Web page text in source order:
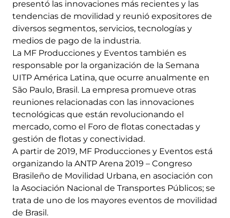
presentó las innovaciones más recientes y las
tendencias de movilidad y reunió expositores de
diversos segmentos, servicios, tecnologías y
medios de pago de la industria.
La MF Producciones y Eventos también es
responsable por la organización de la Semana
UITP América Latina, que ocurre anualmente en
São Paulo, Brasil. La empresa promueve otras
reuniones relacionadas con las innovaciones
tecnológicas que están revolucionando el
mercado, como el Foro de flotas conectadas y
gestión de flotas y conectividad.
A partir de 2019, MF Producciones y Eventos está
organizando la ANTP Arena 2019 – Congreso
Brasileño de Movilidad Urbana, en asociación con
la Asociación Nacional de Transportes Públicos; se
trata de uno de los mayores eventos de movilidad
de Brasil.